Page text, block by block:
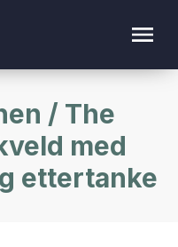
/ The
med
ettertanke